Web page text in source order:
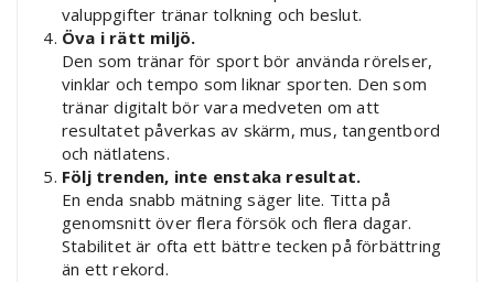
valuppgifter tränar tolkning och beslut.
Öva i rätt miljö.
Den som tränar för sport bör använda rörelser,
vinklar och tempo som liknar sporten. Den som
tränar digitalt bör vara medveten om att
resultatet påverkas av skärm, mus, tangentbord
och nätlatens.
Följ trenden, inte enstaka resultat.
En enda snabb mätning säger lite. Titta på
genomsnitt över flera försök och flera dagar.
Stabilitet är ofta ett bättre tecken på förbättring
än ett rekord.